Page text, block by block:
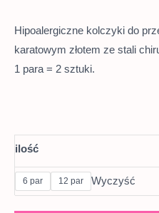
Hipoalergiczne kolczyki do
karatowym złotem ze stali
1 para = 2 sztuki.
ilość
6 par 12 par Wyczyść